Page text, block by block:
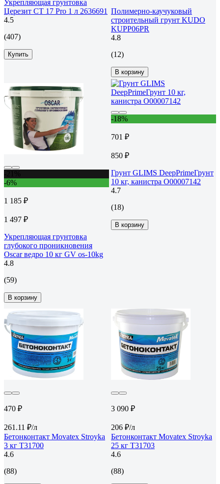
Укрепляющая грунтовка
Церезит CT 17 Pro 1 л 2636691
4.5
(407)
Купить
Полимерно-каучуковый
строительный грунт KUDO
KUPP06PR
4.8
(12)
В корзину
-6%
1 185 ₽
1 497 ₽
Укрепляющая грунтовка
глубокого проникновения
Oscar ведро 10 кг GV os-10kg
4.8
(59)
В корзину
-18%
701 ₽
850 ₽
Грунт GLIMS DeepPrimeГрунт
10 кг, канистра О00007142
4.7
(18)
В корзину
470 ₽
261.11 ₽/л
Бетонконтакт Movatex Stroyka
3 кг Т31700
4.6
(88)
3 090 ₽
206 ₽/л
Бетонконтакт Movatex Stroyka
25 кг Т31703
4.6
(88)